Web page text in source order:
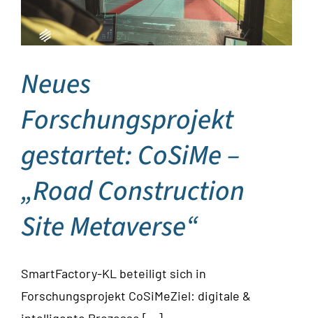
Neues
Forschungsprojekt
gestartet: CoSiMe –
„Road Construction
Site Metaverse“
SmartFactory-KL beteiligt sich in
Forschungsprojekt CoSiMeZiel: digitale &